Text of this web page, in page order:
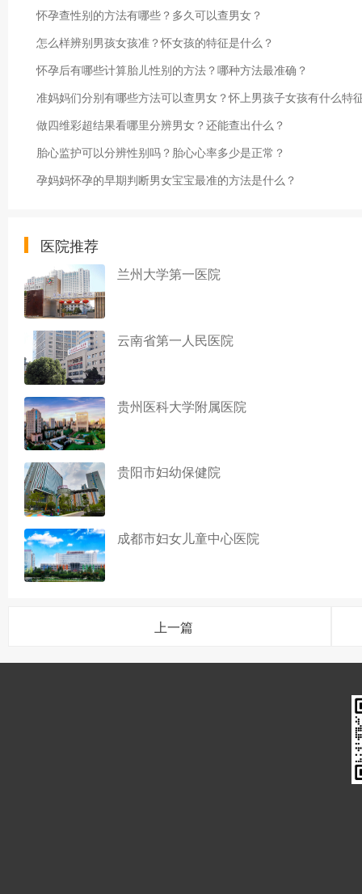
怀孕查性别的方法有哪些？多久可以查男女？
怎么样辨别男孩女孩准？怀女孩的特征是什么？
怀孕后有哪些计算胎儿性别的方法？哪种方法最准确？
准妈妈们分别有哪些方法可以查男女？怀上男孩子女孩有什么特
做四维彩超结果看哪里分辨男女？还能查出什么？
胎心监护可以分辨性别吗？胎心心率多少是正常？
孕妈妈怀孕的早期判断男女宝宝最准的方法是什么？
医院推荐
兰州大学第一医院
云南省第一人民医院
贵州医科大学附属医院
贵阳市妇幼保健院
成都市妇女儿童中心医院
上一篇